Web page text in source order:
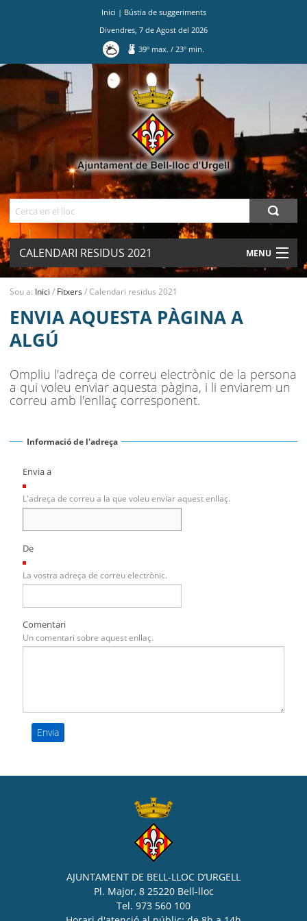
Inici | Bústia de suggeriments
Divendres 7 de Agost del 2026
39º max./ 23º min.
CALENDARI RESIDUS 2021 MENU
MUNICIPI
SEU ELECTRÒNICA
BELL-LLOC SOLUCIONA
Sou a: Inici / Fitxers/Calendari residus 2021
ENVIA AQUESTA PÀGINA A
ALGÚ
Ompliu l'adreça de correu electrònic de la persona
a qui voleu enviar aquesta pàgina, i li enviarem un
correu amb l'enllaç corresponent.
Informació de l'adreça
Envia a
L'adreça de correu a la que voleu enviar aquest enllaç.
De
La vostra adreça de correu electrònic.
Comentari
Un comentari sobre aquest enllaç.
AJUNTAMENT DE BELL-LLOC D’URGELL
Pl. Major, 8 25220 Bell-lloc
Tel. 973 560 100